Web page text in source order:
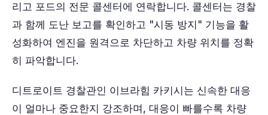
리고 포드의 전문 콜센터에 연락합니다. 콜센터는 경찰
과 함께 도난 보고를 확인하고 "시동 방지" 기능을 활
성화하여 엔진을 원격으로 차단하고 차량 위치를 정확
히 파악합니다.
디트로이트 경찰관인 이브라힘 카키시는 신속한 대응
이 얼마나 중요한지 강조하며, 대응이 빠를수록 차량